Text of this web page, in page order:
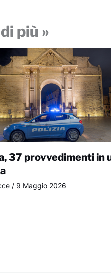
più »
37 provvedimenti in
/ 9 Maggio 2026